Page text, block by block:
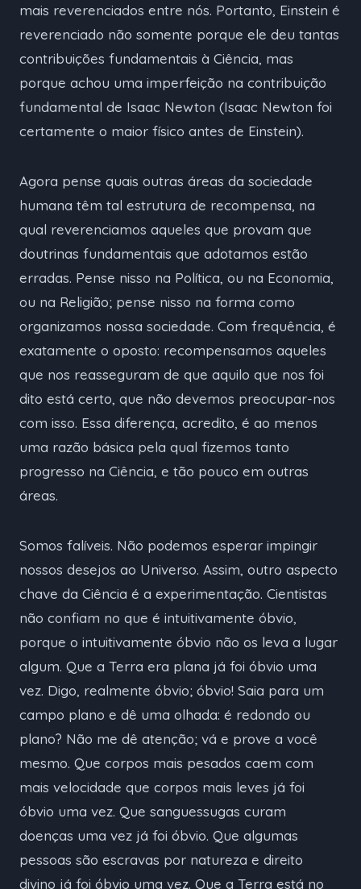
mais reverenciados entre nós. Portanto, Einstein é
reverenciado não somente porque ele deu tantas
contribuições fundamentais à Ciência, mas
porque achou uma imperfeição na contribuição
fundamental de Isaac Newton (Isaac Newton foi
certamente o maior físico antes de Einstein).
Agora pense quais outras áreas da sociedade
humana têm tal estrutura de recompensa, na
qual reverenciamos aqueles que provam que
doutrinas fundamentais que adotamos estão
erradas. Pense nisso na Política, ou na Economia,
ou na Religião; pense nisso na forma como
organizamos nossa sociedade. Com frequência, é
exatamente o oposto: recompensamos aqueles
que nos reasseguram de que aquilo que nos foi
dito está certo, que não devemos preocupar-nos
com isso. Essa diferença, acredito, é ao menos
uma razão básica pela qual fizemos tanto
progresso na Ciência, e tão pouco em outras
áreas.
Somos falíveis. Não podemos esperar impingir
nossos desejos ao Universo. Assim, outro aspecto
chave da Ciência é a experimentação. Cientistas
não confiam no que é intuitivamente óbvio,
porque o intuitivamente óbvio não os leva a lugar
algum. Que a Terra era plana já foi óbvio uma
vez. Digo, realmente óbvio; óbvio! Saia para um
campo plano e dê uma olhada: é redondo ou
plano? Não me dê atenção; vá e prove a você
mesmo. Que corpos mais pesados caem com
mais velocidade que corpos mais leves já foi
óbvio uma vez. Que sanguessugas curam
doenças uma vez já foi óbvio. Que algumas
pessoas são escravas por natureza e direito
divino já foi óbvio uma vez. Que a Terra está no